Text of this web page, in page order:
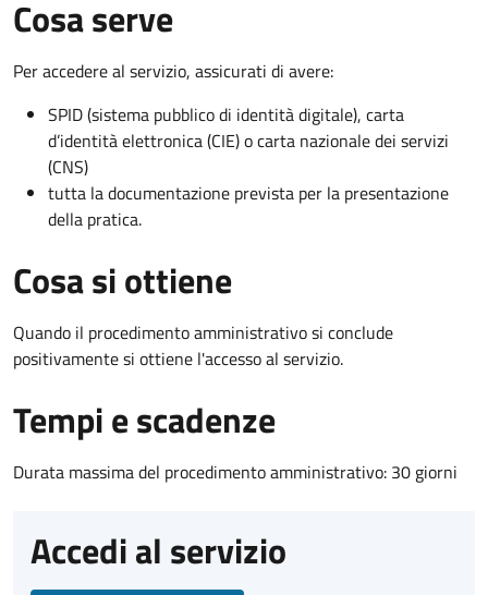
Cosa serve
Per accedere al servizio, assicurati di avere:
SPID (sistema pubblico di identità digitale), carta
d’identità elettronica (CIE) o carta nazionale dei servizi
(CNS)
tutta la documentazione prevista per la presentazione
della pratica.
Cosa si ottiene
Quando il procedimento amministrativo si conclude
positivamente si ottiene l'accesso al servizio.
Tempi e scadenze
Durata massima del procedimento amministrativo: 30 giorni
Accedi al servizio